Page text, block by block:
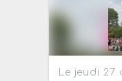
Le jeudi 27